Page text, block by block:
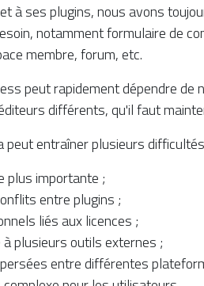
à ses plugins, nous avons
notamment formulaire de
membre, forum, etc.
peut rapidement dépendre de
différents, qu'il faut
peut entraîner plusieurs
plus importante ;
entre plugins ;
liés aux licences ;
plusieurs outils externes ;
entre différentes